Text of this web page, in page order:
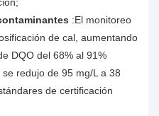
:El monitoreo
de cal, aumentando
DQO del 68% al 91%
redujo de 95 mg/L a 38
de certificación